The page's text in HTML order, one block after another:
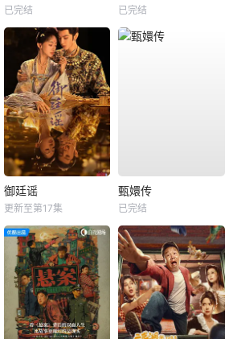
已完结 已完结
御廷谣
更新至第17集
甄嬛传
已完结